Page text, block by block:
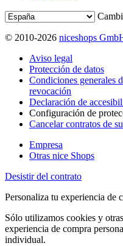
© 2010-2026 niceshops
Aviso legal
Protección de datos
Condiciones generales
revocación
Declaración de
Configuración de
Cancelar contratos de
Empresa
Otras nice Shops
Desistir del contrato
Personaliza tu experiencia de
Sólo utilizamos cookies y
experiencia de compra
individual.